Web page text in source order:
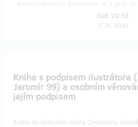
EUR 20.56
(CZK 499)
Kniha s podpisem ilustrátora
Jaromír 99) a osobním
jejím podpisem
Kniha do výdejního místa Zásilkovny